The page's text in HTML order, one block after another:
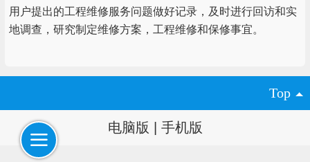
用户提出的工程维修服务问题做好记录，及时进行回访和实
地调查，研究制定维修方案，工程维修和保修事宜。
Top
电脑版 | 手机版